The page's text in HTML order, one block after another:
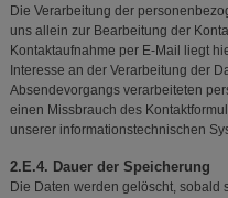
Die Verarbeitung der
uns allein zur Bearbeitung der
Kontaktaufnahme per E-Mail liegt
Interesse an der Verarbeitung der
Absendevorgangs verarbeiteten
einen Missbrauch des
unserer informationstechnischen
2.E.4. Dauer der Speicherung
Die Daten werden gelöscht, sobald